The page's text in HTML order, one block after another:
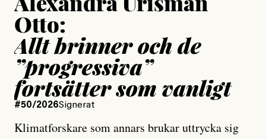
Otto:
Allt brinner och de
”progressiva”
fortsätter som vanligt
#50/2026Signerat
Klimatforskare som annars brukar uttrycka sig